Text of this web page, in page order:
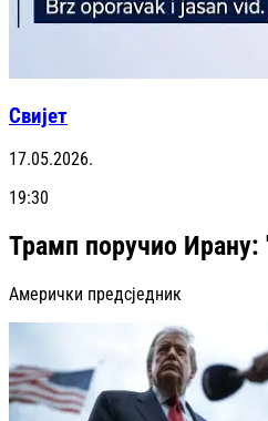
Свијет
17.05.2026.
19:30
Трамп поручио
Амерички предсједник